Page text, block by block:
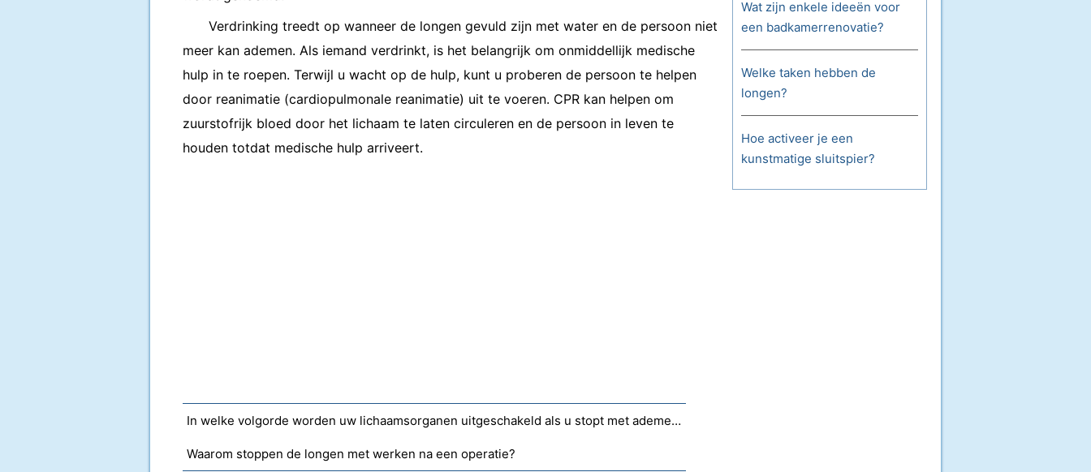
Verdrinking treedt op wanneer de longen gevuld zijn met water en de persoon niet
meer kan ademen. Als iemand verdrinkt, is het belangrijk om onmiddellijk medische
hulp in te roepen. Terwijl u wacht op de hulp, kunt u proberen de persoon te helpen
door reanimatie (cardiopulmonale reanimatie) uit te voeren. CPR kan helpen om
zuurstofrijk bloed door het lichaam te laten circuleren en de persoon in leven te
houden totdat medische hulp arriveert.
In welke volgorde worden uw lichaamsorganen uitgeschakeld als u stopt met ademen?
Waarom stoppen de longen met werken na een operatie?
Wat zijn enkele ideeën voor
een badkamerrenovatie?
Welke taken hebben de
longen?
Hoe activeer je een
kunstmatige sluitspier?